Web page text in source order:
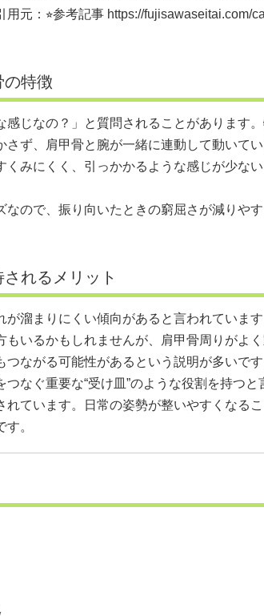
用元：⭐︎参考記事 https://fujisawaseitai.com/
の特徴
感じなの？」と質問されることがあります
さず、肩甲骨と腕が一緒に連動して動いて
くみにくく、引っかかるような感じが少な
なので、振り向いたときの窮屈さが減りや
れるメリット
が溜まりにくい傾向があると言われていま
もいるかもしれませんが、肩甲骨周りがよ
つながる可能性があるという説明が多いです
つなぐ重要な“受け皿”のような役割を持つ
れています。日常の姿勢が整いやすくなる
。